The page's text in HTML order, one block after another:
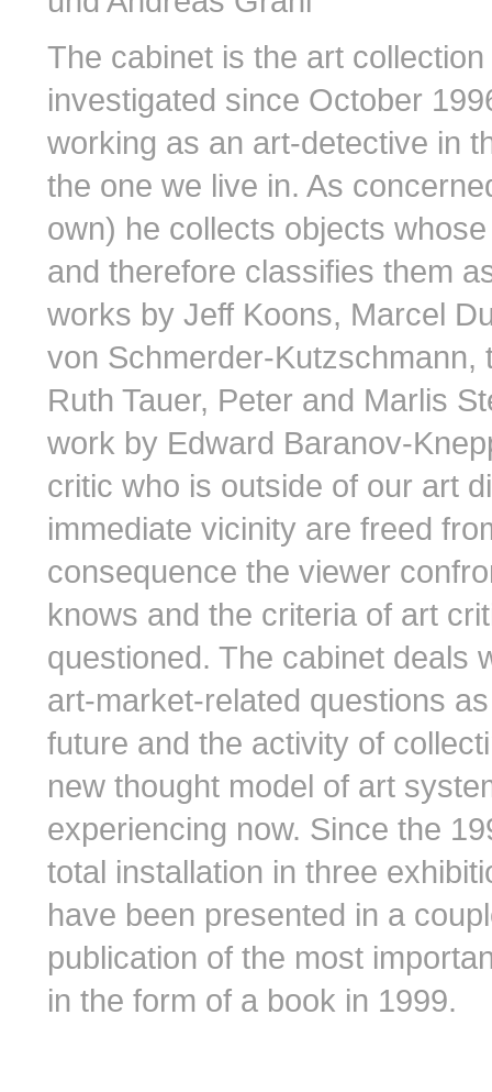
The cabinet is the art
investigated since October
working as an art-detective in
the one we live in. As
own) he collects objects
and therefore classifies them
works by Jeff Koons, Marcel
von Schmerder-
Ruth Tauer, Peter and Marlis
work by Edward Baranov-
critic who is outside of our art
immediate vicinity are freed
consequence the viewer
knows and the criteria of art
questioned. The cabinet deals
art-market-related questions
future and the activity of
new thought model of art
experiencing now. Since the
total installation in three
have been presented in a
publication of the most
in the form of a book in 1999.